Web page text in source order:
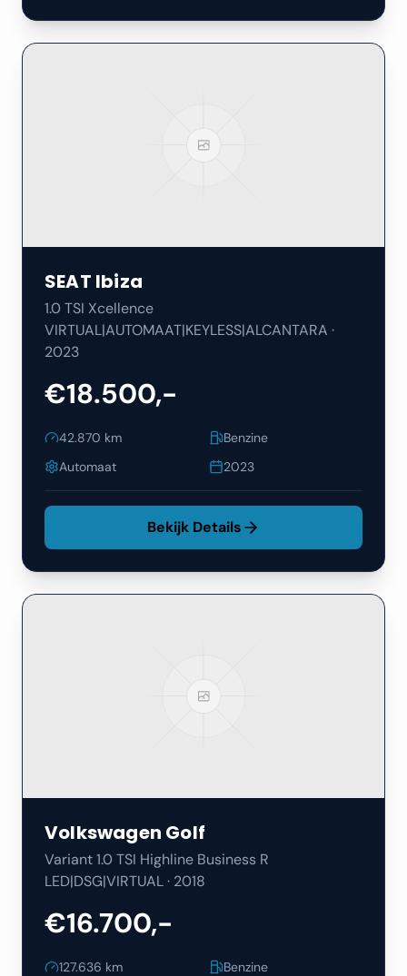
SEAT Ibiza
1.0 TSI Xcellence
VIRTUAL|AUTOMAAT|KEYLESS|ALCANTARA ·
2023
€18.500,-
42.870 km
Benzine
Automaat
2023
Bekijk Details
Volkswagen Golf
Variant 1.0 TSI Highline Business R
LED|DSG|VIRTUAL· 2018
€16.700,-
127.636 km
Benzine